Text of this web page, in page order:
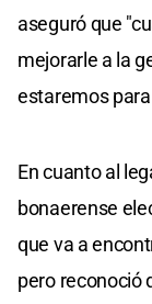
aseguró que
mejorarle a la
estaremos
En cuanto al
bonaerense
que va a
pero reconoció